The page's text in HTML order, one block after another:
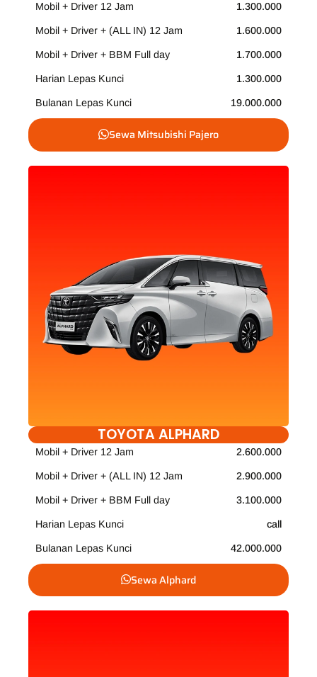
Mobil + Driver 12 Jam 1.300.000
Mobil + Driver + (ALL IN) 12 Jam 1.600.000
Mobil + Driver + BBM Full day 1.700.000
Harian Lepas Kunci 1.300.000
Bulanan Lepas Kunci 19.000.000
Sewa Mitsubishi Pajero
TOYOTA ALPHARD
Mobil + Driver 12 Jam 2.600.000
Mobil + Driver + (ALL IN) 12 Jam 2.900.000
Mobil + Driver + BBM Full day 3.100.000
Harian Lepas Kunci call
Bulanan Lepas Kunci 42.000.000
Sewa Alphard